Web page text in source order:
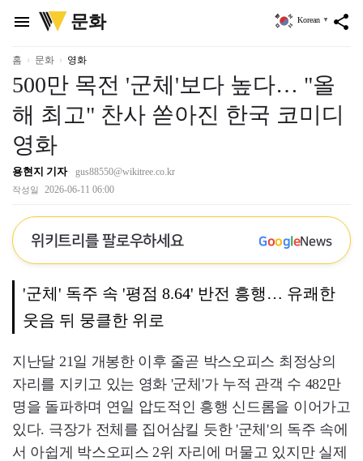
menu
위
키
리
문화 share
Korean ▼
홈 문화 영화
500만 목전 '군체'보다 높다… "올
해 최고" 찬사 쏟아진 한국 코미디
영화
용현지 기자 gus88550@wikitree.co.kr
작성일 2026-06-11 06:00
위키트리를 팔로우하세요 GoogleNews
'군체' 독주 속 '평점 8.64' 반전 흥행… 유쾌한
웃음 뒤 뭉클한 위로
지난달 21일 개봉한 이후 줄곧 박스오피스 최정상의
자리를 지키고 있는 영화 '군체'가 누적 관객 수 482만
명을 돌파하며 연일 압도적인 흥행 신드롬을 이어가고
있다. 극장가 전체를 집어삼킬 듯한 '군체'의 독주 속에
서 아쉽게 박스오피스 2위 자리에 머물고 있지만 실제